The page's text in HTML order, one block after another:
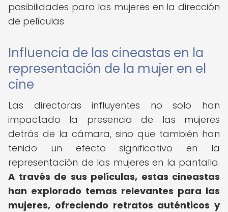
posibilidades para las mujeres en la dirección
de películas.
Influencia de las cineastas en la
representación de la mujer en el
cine
Las directoras influyentes no solo han
impactado la presencia de las mujeres
detrás de la cámara, sino que también han
tenido un efecto significativo en la
representación de las mujeres en la pantalla.
A través de sus películas, estas cineastas
han explorado temas relevantes para las
mujeres, ofreciendo retratos auténticos y